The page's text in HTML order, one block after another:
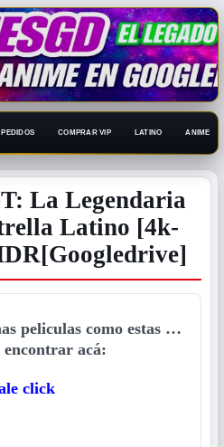
COMPRAR VIP LATINO ANIME
La Legendaria
Latino [4k-
peliculas como estas …
encontrar acá:
click